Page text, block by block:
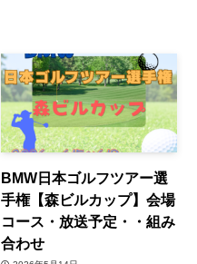
BMW日本ゴルフツアー選
手権【森ビルカップ】会場
コース・放送予定・・組み
合わせ